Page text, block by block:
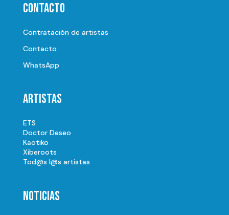
Contacto
Contratación de artistas
Contacto
WhatsApp
Artistas
ETS
Doctor Deseo
Kaotiko
Xiberoots
Tod@s l@s artistas
Noticias